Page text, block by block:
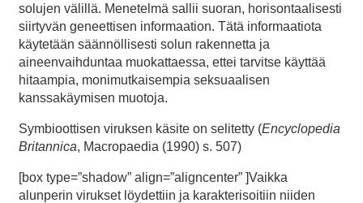
solujen välillä. Menetelmä sallii suoran, horisontaalisesti
siirtyvän geneettisen informaation. Tätä informaatiota
käytetään säännöllisesti solun rakennetta ja
aineenvaihduntaa muokattaessa, ettei tarvitse käyttää
hitaampia, monimutkaisempia seksuaalisen
kanssakäymisen muotoja.
Symbioottisen viruksen käsite on selitetty (Encyclopedia
Britannica, Macropaedia (1990) s. 507)
[box type=”shadow” align=”aligncenter” ]Vaikka
alunperin virukset löydettiin ja karakterisoitiin niiden